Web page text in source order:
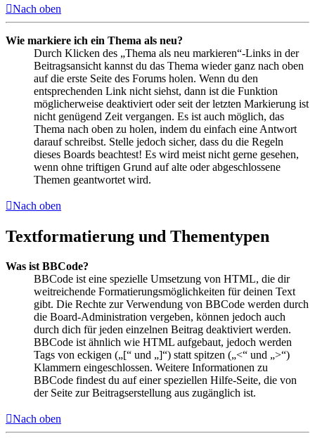
Nach oben
Wie markiere ich ein Thema als neu?
Durch Klicken des „Thema als neu markieren“-Links in der
Beitragsansicht kannst du das Thema wieder ganz nach oben
auf die erste Seite des Forums holen. Wenn du den
entsprechenden Link nicht siehst, dann ist die Funktion
möglicherweise deaktiviert oder seit der letzten Markierung ist
nicht genügend Zeit vergangen. Es ist auch möglich, das
Thema nach oben zu holen, indem du einfach eine Antwort
darauf schreibst. Stelle jedoch sicher, dass du die Regeln
dieses Boards beachtest! Es wird meist nicht gerne gesehen,
wenn ohne triftigen Grund auf alte oder abgeschlossene
Themen geantwortet wird.
Nach oben
Textformatierung und Thementypen
Was ist BBCode?
BBCode ist eine spezielle Umsetzung von HTML, die dir
weitreichende Formatierungsmöglichkeiten für deinen Text
gibt. Die Rechte zur Verwendung von BBCode werden durch
die Board-Administration vergeben, können jedoch auch
durch dich für jeden einzelnen Beitrag deaktiviert werden.
BBCode ist ähnlich wie HTML aufgebaut, jedoch werden
Tags von eckigen („[“ und „]“) statt spitzen („<“ und „>“)
Klammern eingeschlossen. Weitere Informationen zu
BBCode findest du auf einer speziellen Hilfe-Seite, die von
der Seite zur Beitragserstellung aus zugänglich ist.
Nach oben